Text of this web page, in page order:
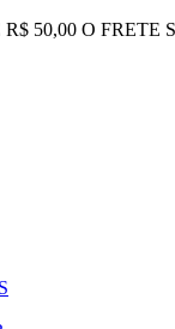
50,00 O FRETE